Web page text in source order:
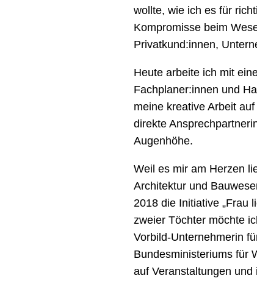
wollte, wie ich es für
Kompromisse beim
Privatkund:innen,
Heute arbeite ich mit
Fachplaner:innen und
meine kreative Arbeit
direkte
Augenhöhe.
Weil es mir am Herzen
Architektur und
2018 die Initiative „Frau
zweier Töchter möchte
Vorbild-Unternehmerin
Bundesministeriums für
auf Veranstaltungen und